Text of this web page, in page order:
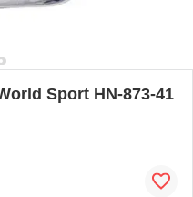
Sport HN-873-41